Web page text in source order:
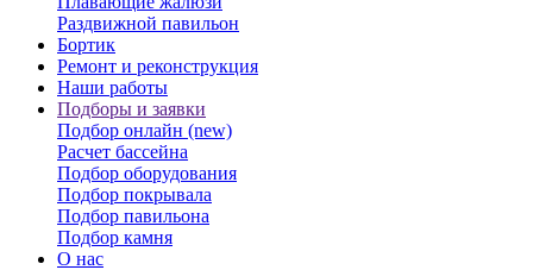
Раздвижной павильон
Бортик
Ремонт и реконструкция
Наши работы
Подборы и заявки
Подбор онлайн (new)
Расчет бассейна
Подбор оборудования
Подбор покрывала
Подбор павильона
Подбор камня
О нас